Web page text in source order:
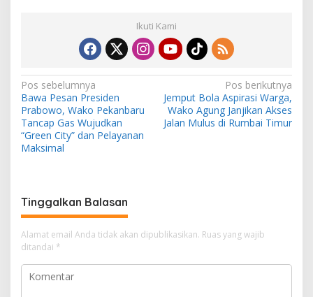
Ikuti Kami
N
a
v
i
s
i
p
o
s
Pos sebelumnya
Bawa Pesan Presiden
Prabowo, Wako Pekanbaru
Tancap Gas Wujudkan
“Green City” dan Pelayanan
Maksimal
Pos berikutnya
Jemput Bola Aspirasi Warga,
Wako Agung Janjikan Akses
Jalan Mulus di Rumbai Timur
Tinggalkan Balasan
Alamat email Anda tidak akan dipublikasikan. Ruas yang wajib
ditandai *